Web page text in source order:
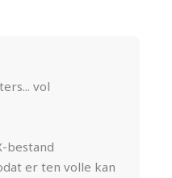
vol
bestand
er ten volle kan